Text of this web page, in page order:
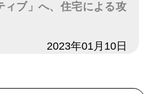
ィブ」へ、住宅による攻
2023年01月10日